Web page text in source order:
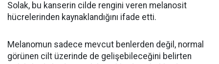
Solak, bu kanserin cilde rengini veren melanosit
hücrelerinden kaynaklandığını ifade etti.
Melanomun sadece mevcut benlerden değil, normal
görünen cilt üzerinde de gelişebileceğini belirten